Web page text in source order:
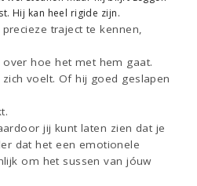
Hij kan heel rigide zijn.
traject te kennen,
hoe het met hem gaat.
voelt. Of hij goed geslapen
jij kunt laten zien dat je
dat het een emotionele
om het sussen van jóuw